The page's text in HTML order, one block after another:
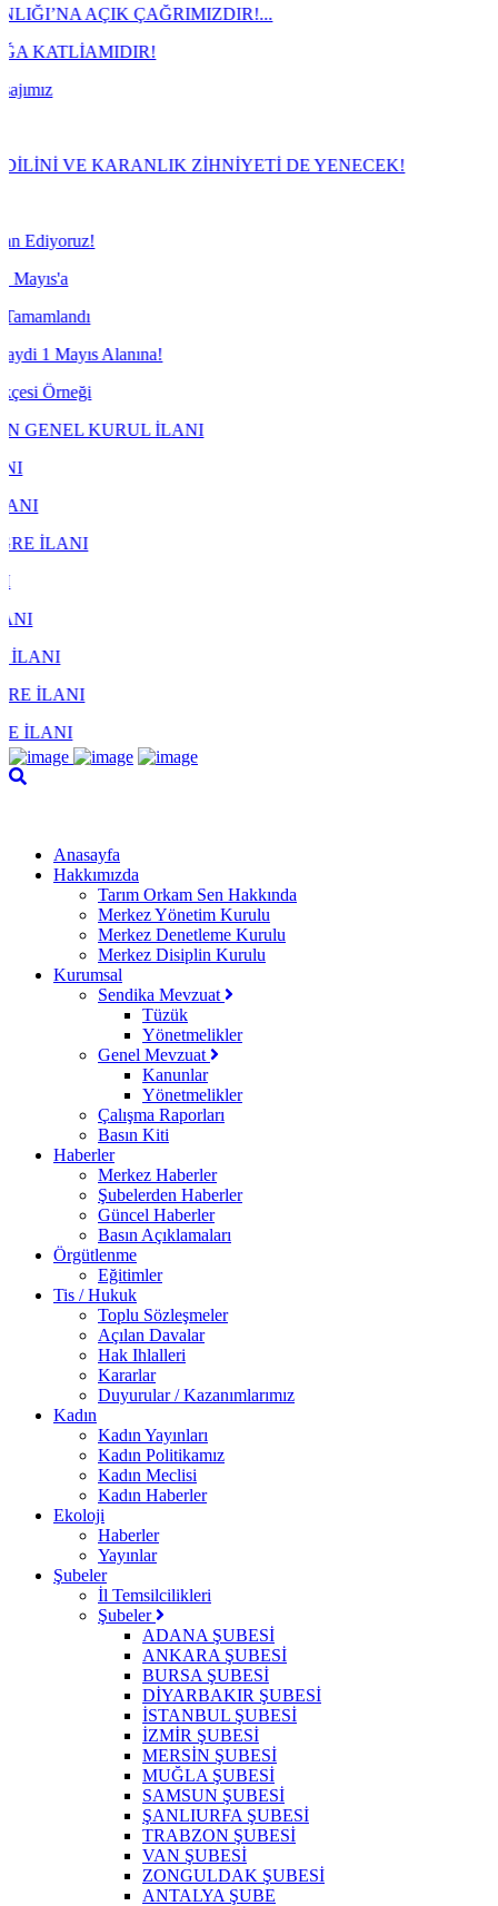
ÇAĞRIMIZDIR!...
ZİHNİYETİ DE YENECEK!
Alanına!
İLANI
Anasayfa
Hakkımızda
Tarım Orkam Sen Hakkında
Merkez Yönetim Kurulu
Merkez Denetleme Kurulu
Merkez Disiplin Kurulu
Kurumsal
Sendika Mevzuat
Tüzük
Yönetmelikler
Genel Mevzuat
Kanunlar
Yönetmelikler
Çalışma Raporları
Basın Kiti
Haberler
Merkez Haberler
Şubelerden Haberler
Güncel Haberler
Basın Açıklamaları
Örgütlenme
Eğitimler
Tis / Hukuk
Toplu Sözleşmeler
Açılan Davalar
Hak Ihlalleri
Kararlar
Duyurular / Kazanımlarımız
Kadın
Kadın Yayınları
Kadın Politikamız
Kadın Meclisi
Kadın Haberler
Ekoloji
Haberler
Yayınlar
Şubeler
İl Temsilcilikleri
Şubeler
ADANA ŞUBESİ
ANKARA ŞUBESİ
BURSA ŞUBESİ
DİYARBAKIR ŞUBESİ
İSTANBUL ŞUBESİ
İZMİR ŞUBESİ
MERSİN ŞUBESİ
MUĞLA ŞUBESİ
SAMSUN ŞUBESİ
ŞANLIURFA ŞUBESİ
TRABZON ŞUBESİ
VAN ŞUBESİ
ZONGULDAK ŞUBESİ
ANTALYA ŞUBE